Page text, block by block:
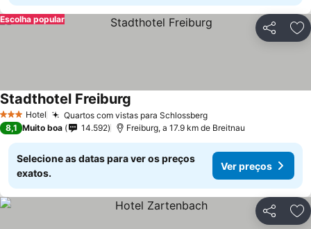
Partilhar
Escolha popular
3 EstrelasHotel Quartos com vistas para Schlossberg
Stadthotel Freiburg
8,1 Muito boa 14.592 Freiburg, a 17.9 km de Breitnau
Selecione as datas para ver os preços
exatos.
Ver preços
Partilhar